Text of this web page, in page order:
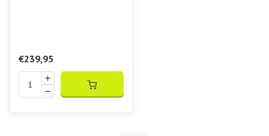
€239,95